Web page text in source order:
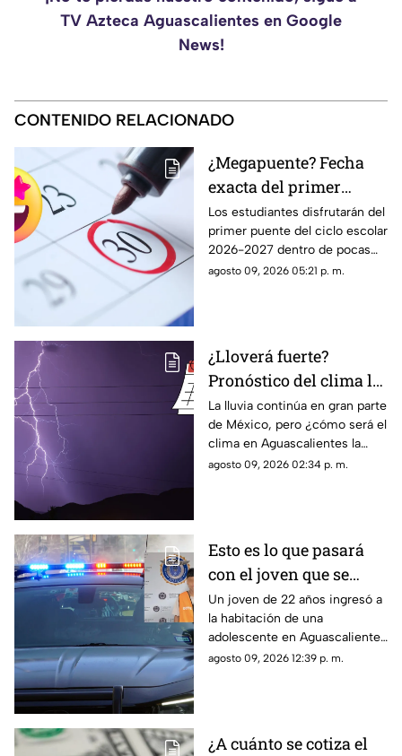
TV Azteca Aguascalientes en Google
News!
CONTENIDO RELACIONADO
¿Megapuente? Fecha
exacta del primer
puente del ciclo escolar
2026-2027 en
Aguascalientes
Los estudiantes disfrutarán del
primer puente del ciclo escolar
2026-2027 dentro de pocas
semanas; te contamos la fecha
agosto 09, 2026 05:21 p. m.
¿Lloverá fuerte?
Pronóstico del clima la
semana del 10 al 15 de
agosto en
Aguascalientes
La lluvia continúa en gran parte
de México, pero ¿cómo será el
clima en Aguascalientes la
semana del 10 al 15 de agosto?
agosto 09, 2026 02:34 p. m.
Esto es lo que pasará
con el joven que se
metió a la habitación
de una adolescente
para tocarla en
Aguascalientes
Un joven de 22 años ingresó a
la habitación de una
adolescente en Aguascalientes
para realizarle tocamientos; te
agosto 09, 2026 12:39 p. m.
¿A cuánto se cotiza el